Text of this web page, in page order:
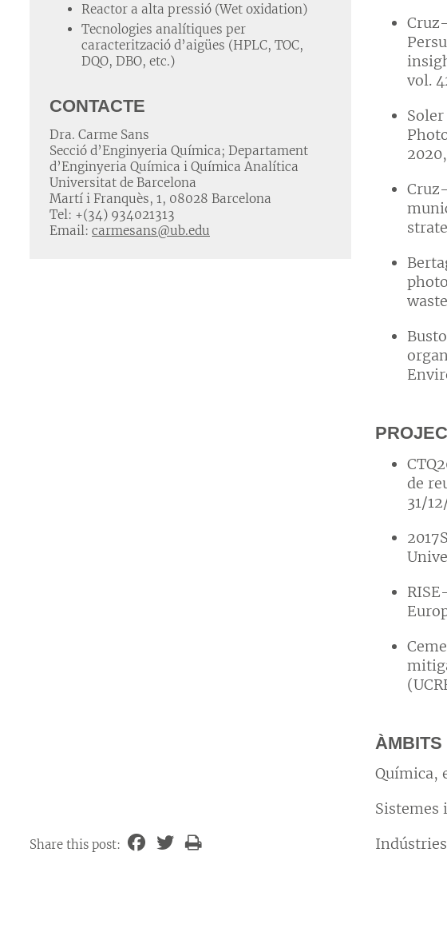
Reactor a alta pressió (Wet oxidation)
Tecnologies analítiques per
caracterització d’aigües (HPLC, TOC,
DQO, DBO, etc.)
CONTACTE
Dra. Carme Sans
Secció d’Enginyeria Química; Departament
d’Enginyeria Química i Química Analítica
Universitat de Barcelona
Martí i Franquès, 1, 08028 Barcelona
Tel: +(34) 934021313
Email: carmesans@ub.edu
vol.
de
31/
ÀMBITS
Química,
Sistemes
Share this post: